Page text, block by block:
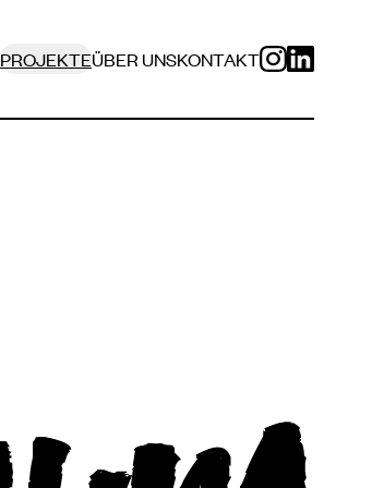
PROJEKTEÜBER UNSKONTAKT